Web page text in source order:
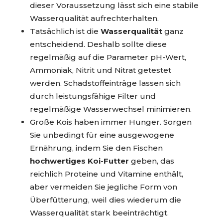
dieser Voraussetzung lässt sich eine stabile
Wasserqualität aufrechterhalten.
Tatsächlich ist die Wasserqualitätganz
entscheidend. Deshalb sollte diese
regelmäßig auf die Parameter pH-Wert,
Ammoniak, Nitrit und Nitrat getestet
werden. Schadstoffeinträge lassen sich
durch leistungsfähige Filter und
regelmäßige Wasserwechsel minimieren.
Große Kois haben immer Hunger. Sorgen
Sie unbedingt für eine ausgewogene
Ernährung, indem Sie den Fischen
hochwertiges Koi-Futter geben, das
reichlich Proteine und Vitamine enthält,
aber vermeiden Sie jegliche Form von
Überfütterung, weil dies wiederum die
Wasserqualität stark beeinträchtigt.